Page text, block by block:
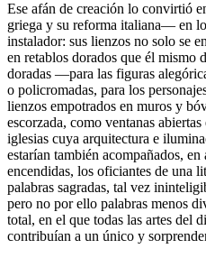
Ese afán de creación lo convirtió
griega y su reforma italiana— en
instalador: sus lienzos no solo se
en retablos dorados que él mismo
doradas —para las figuras
o policromadas, para los
lienzos empotrados en muros y
escorzada, como ventanas
iglesias cuya arquitectura e
estarían también acompañados,
encendidas, los oficiantes de una
palabras sagradas, tal vez
pero no por ello palabras menos
total, en el que todas las artes
contribuían a un único y